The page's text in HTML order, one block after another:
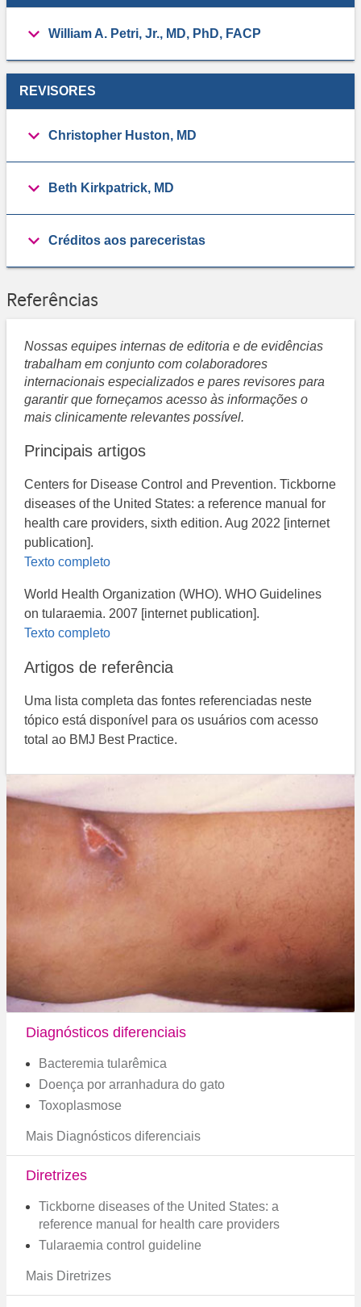
William A. Petri, Jr., MD, PhD, FACP
REVISORES
Christopher Huston, MD
Beth Kirkpatrick, MD
Créditos aos pareceristas
Referências
Nossas equipes internas de editoria e de evidências
trabalham em conjunto com colaboradores
internacionais especializados e pares revisores para
garantir que forneçamos acesso às informações o
mais clinicamente relevantes possível.
Principais artigos
Centers for Disease Control and Prevention. Tickborne
diseases of the United States: a reference manual for
health care providers, sixth edition. Aug 2022 [internet
publication].
Texto completo
World Health Organization (WHO). WHO Guidelines
on tularaemia. 2007 [internet publication].
Texto completo
Artigos de referência
Uma lista completa das fontes referenciadas neste
tópico está disponível para os usuários com acesso
total ao BMJ Best Practice.
Diagnósticos diferenciais
Bacteremia tularêmica
Doença por arranhadura do gato
Toxoplasmose
Mais Diagnósticos diferenciais
Diretrizes
Tickborne diseases of the United States: a
reference manual for health care providers
Tularaemia control guideline
Mais Diretrizes